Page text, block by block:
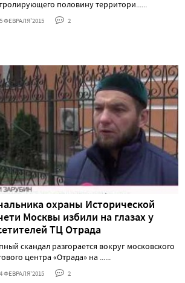
половину территори......
ФЕВРАЛЯ'2015 2
охраны Исторической
Москвы избили на глазах у
ТЦ Отрада
скандал разгорается вокруг московского
центра «Отрада» на ......
ФЕВРАЛЯ'2015 2